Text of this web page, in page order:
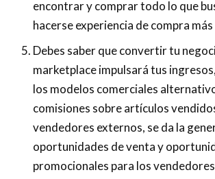
encontrar y comprar todo lo que
hacerse experiencia de compra
Debes saber que convertir tu
marketplace impulsará tus
los modelos comerciales
comisiones sobre artículos
vendedores externos, se da la
oportunidades de venta y
promocionales para los